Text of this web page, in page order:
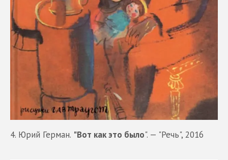
4. Юрий Герман. "Вот как это было". — "Речь", 2016